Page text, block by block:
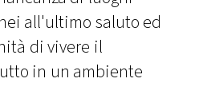
all'ultimo saluto ed
di vivere il
in un ambiente